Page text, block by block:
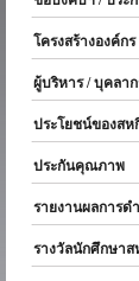
โครงสร้างองค์กร
ผู้บริหาร / บุคลาก
ประโยชน์ของสห
ประกันคุณภาพ
รายงานผลการด
รางวัลนักศึกษาส